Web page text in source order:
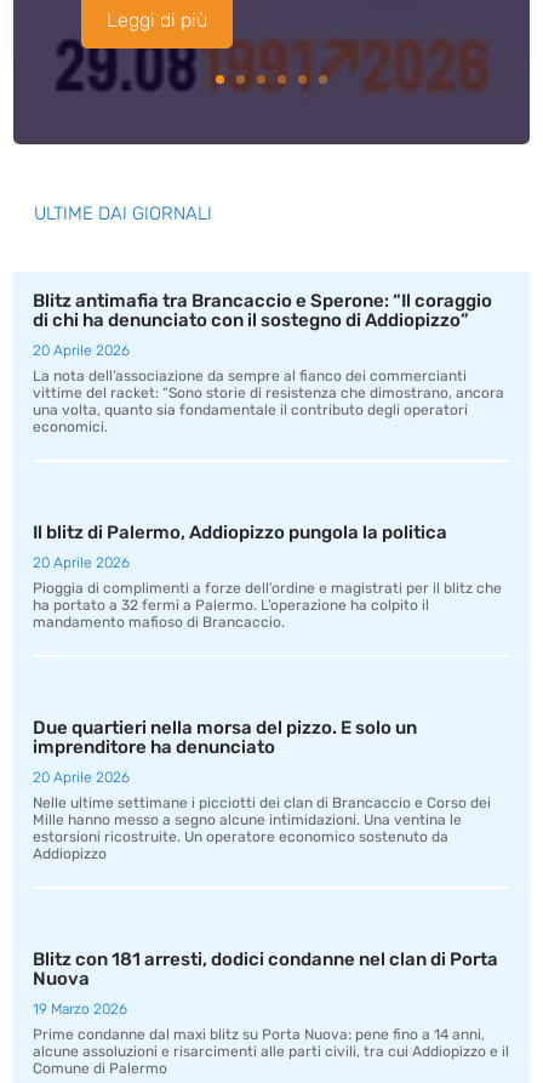
Leggi di più
ULTIME DAI GIORNALI
Blitz antimafia tra Brancaccio e Sperone: “Il coraggio
di chi ha denunciato con il sostegno di Addiopizzo”
20 Aprile 2026
La nota dell’associazione da sempre al fianco dei commercianti
vittime del racket: “Sono storie di resistenza che dimostrano, ancora
una volta, quanto sia fondamentale il contributo degli operatori
economici.
Il blitz di Palermo, Addiopizzo pungola la politica
20 Aprile 2026
Pioggia di complimenti a forze dell’ordine e magistrati per il blitz che
ha portato a 32 fermi a Palermo. L’operazione ha colpito il
mandamento mafioso di Brancaccio.
Due quartieri nella morsa del pizzo. E solo un
imprenditore ha denunciato
20 Aprile 2026
Nelle ultime settimane i picciotti dei clan di Brancaccio e Corso dei
Mille hanno messo a segno alcune intimidazioni. Una ventina le
estorsioni ricostruite. Un operatore economico sostenuto da
Addiopizzo
Blitz con 181 arresti, dodici condanne nel clan di Porta
Nuova
19 Marzo 2026
Prime condanne dal maxi blitz su Porta Nuova: pene fino a 14 anni,
alcune assoluzioni e risarcimenti alle parti civili, tra cui Addiopizzo e il
Comune di Palermo